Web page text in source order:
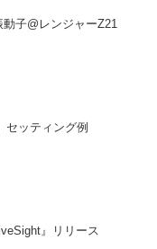
子@レンジャーZ21
セッティング例
』リリース